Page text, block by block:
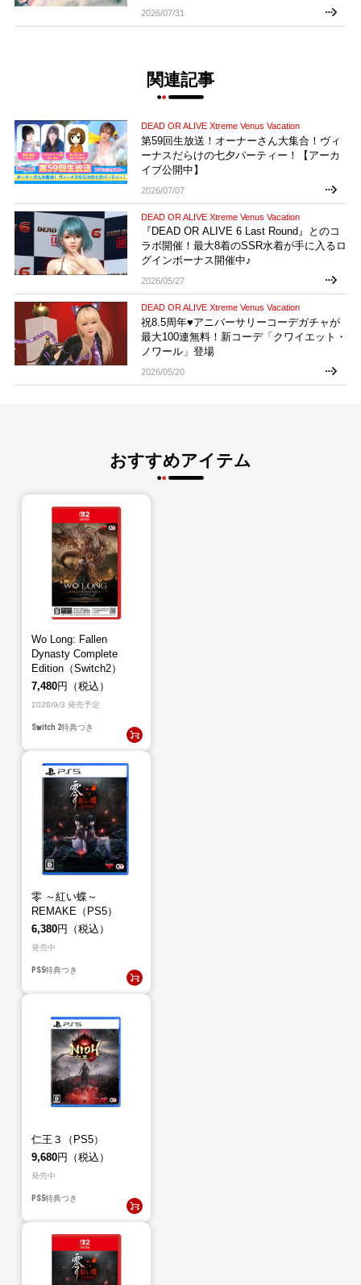
2026/07/31
関連記事
DEAD OR ALIVE Xtreme Venus Vacation
第59回生放送！オーナーさん大集合！ヴィ
ーナスだらけの七夕パーティー！【アーカ
イブ公開中】
2026/07/07
DEAD OR ALIVE Xtreme Venus Vacation
『DEAD OR ALIVE 6 Last Round』とのコ
ラボ開催！最大8着のSSR水着が手に入るロ
グインボーナス開催中♪
2026/05/27
DEAD OR ALIVE Xtreme Venus Vacation
祝8.5周年♥アニバーサリーコーデガチャが
最大100連無料！新コーデ「クワイエット・
ノワール」登場
2026/05/20
おすすめアイテム
Wo Long: Fallen
Dynasty Complete
Edition（Switch2）
7,480円（税込）
2026/9/3 発売予定
Switch 2特典つき
零 ～紅い蝶～
REMAKE（PS5）
6,380円（税込）
発売中
PS5特典つき
仁王３（PS5）
9,680円（税込）
発売中
PS5特典つき